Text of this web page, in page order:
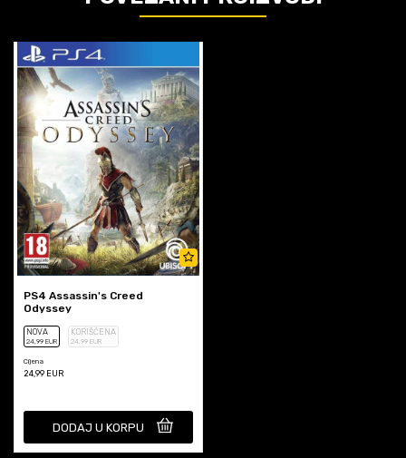
PS4 Assassin's Creed
Odyssey
NOVA
24,99 EUR
KORIŠĆENA
24,99 EUR
Cijena
24,99 EUR
DODAJ U KORPU